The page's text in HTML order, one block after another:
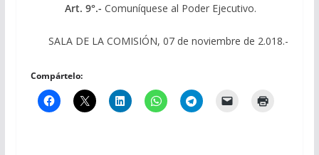
Art. 9°.- Comuníquese al Poder Ejecutivo.
SALA DE LA COMISIÓN, 07 de noviembre de 2.018.-
Compártelo: